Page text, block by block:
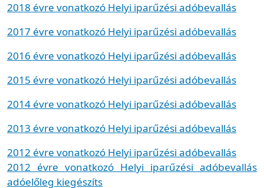
2018 évre vonatkozó Helyi iparűzési adóbevallás
2017 évre vonatkozó Helyi iparűzési adóbevallás
2016 évre vonatkozó Helyi iparűzési adóbevallás
2015 évre vonatkozó Helyi iparűzési adóbevallás
2014 évre vonatkozó Helyi iparűzési adóbevallás
2013 évre vonatkozó Helyi iparűzési adóbevallás
2012 évre vonatkozó Helyi iparűzési adóbevallás
2012 évre vonatkozó Helyi iparűzési adóbevallás
adóelőleg kiegészíts